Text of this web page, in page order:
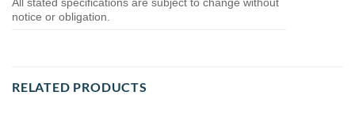
All stated specifications are subject to change without
notice or obligation.
RELATED PRODUCTS